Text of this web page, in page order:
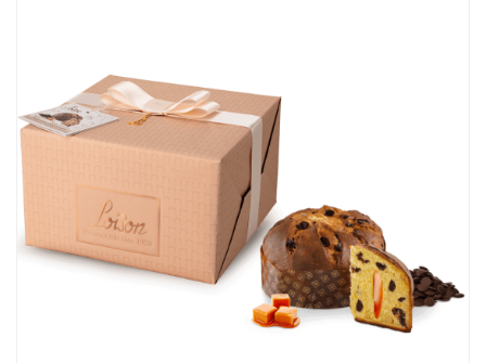
Grožiui
Riešutai
Becukriai
Saldėsiai
Gurmanams